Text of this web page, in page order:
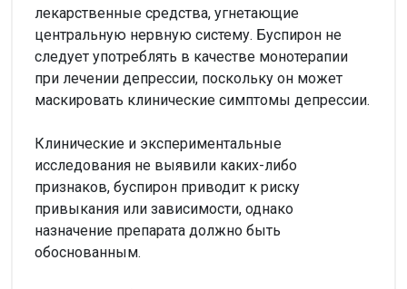
лекарственные средства, угнетающие
центральную нервную систему. Буспирон не
следует употреблять в качестве монотерапии
при лечении депрессии, поскольку он может
маскировать клинические симптомы депрессии.
Клинические и экспериментальные
исследования не выявили каких-либо
признаков, буспирон приводит к риску
привыкания или зависимости, однако
назначение препарата должно быть
обоснованным.